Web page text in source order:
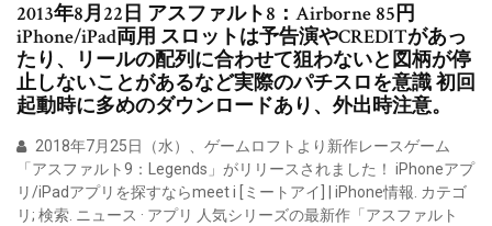
2013年8月22日 アスファルト8：Airborne 85円
iPhone/iPad両用 スロットは予告演やCREDITがあっ
たり、リールの配列に合わせて狙わないと図柄が停
止しないことがあるなど実際のパチスロを意識 初回
起動時に多めのダウンロードあり、外出時注意。
2018年7月25日（水）、ゲームロフトより新作レースゲーム
「アスファルト9：Legends」がリリースされました！ iPhoneアプ
リ/iPadアプリを探すならmeet i [ミートアイ] | iPhone情報. カテゴ
リ; 検索. ニュース · アプリ 人気シリーズの最新作「アスファルト